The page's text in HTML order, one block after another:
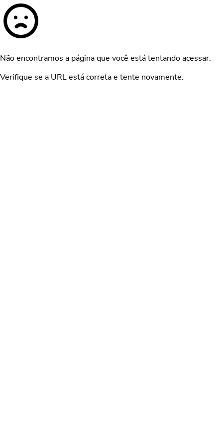
Não encontramos a página que você está tentando acessar.
Verifique se a URL está correta e tente novamente.